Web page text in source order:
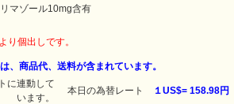
マゾール10mg含有
り個出しです。
、商品代、送料が含まれています。
に連動して
います。
本日の為替レート １US$= 158.98円